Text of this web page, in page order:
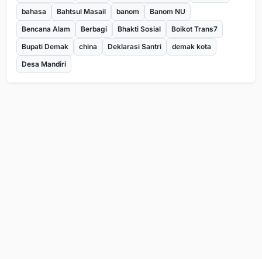
bahasa
Bahtsul Masail banom
Banom NU
Bencana Alam
Berbagi Bhakti Sosial
Boikot Trans7
Bupati Demak
china Deklarasi Santri
demak kota
Desa Mandiri